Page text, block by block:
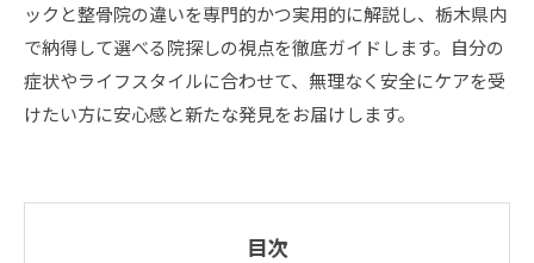
ックと整骨院の違いを専門的かつ実用的に解説し、栃木県内
で納得して選べる院探しの視点を徹底ガイドします。自分の
症状やライフスタイルに合わせて、無理なく安全にケアを受
けたい方に安心感と新たな発見をお届けします。
目次